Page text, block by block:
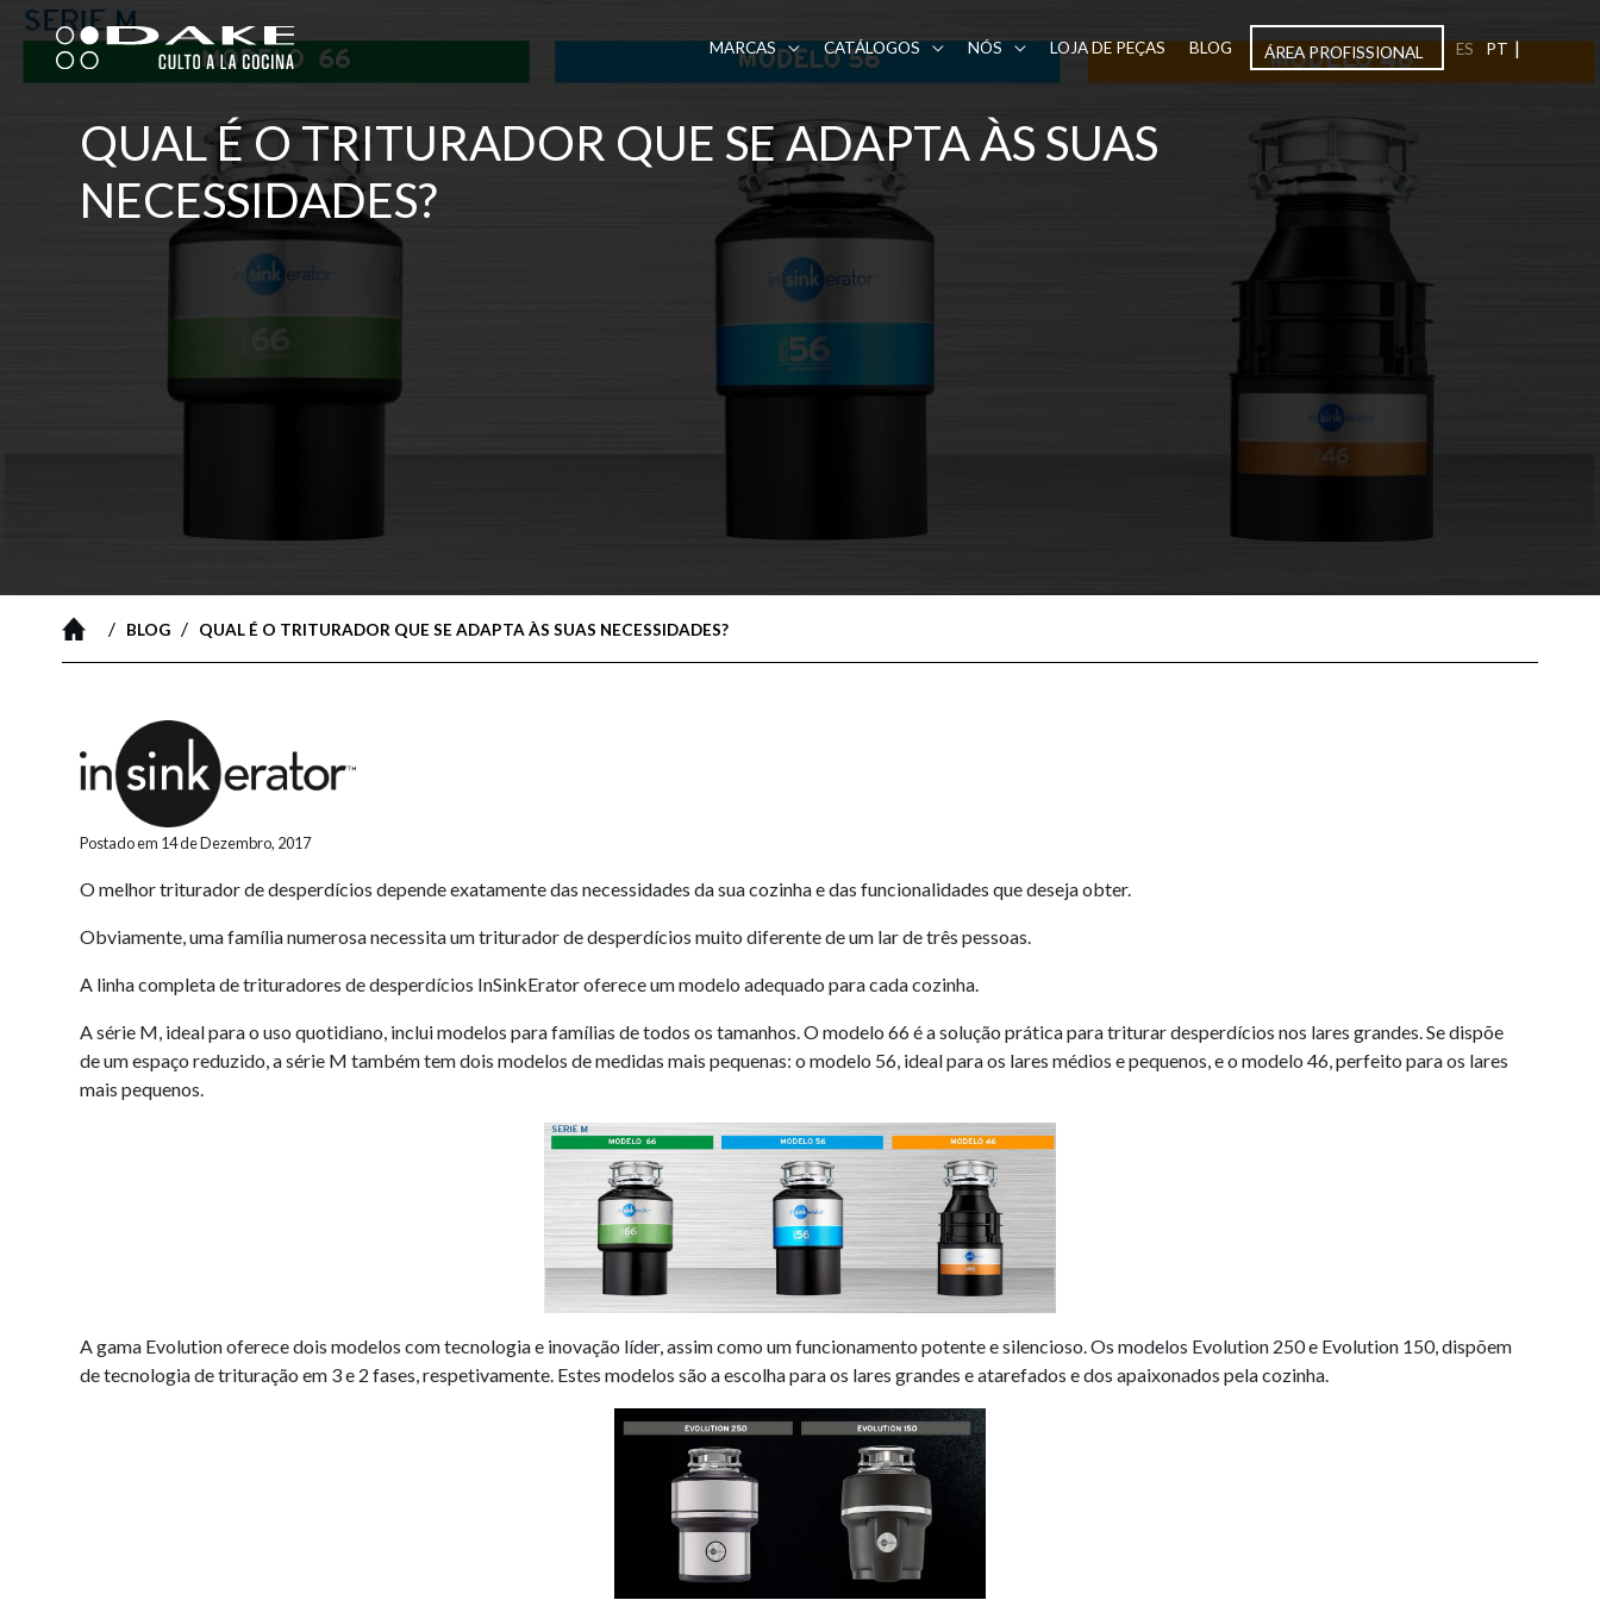
Skip
content
MARCAS CATÁLOGOS NÓS LOJA DE PEÇAS BLOG ÁREA PROFISSIONAL ES PT |
QUAL É O TRITURADOR QUE SE ADAPTA ÀS SUAS
NECESSIDADES?
/ BLOG / QUAL É O TRITURADOR QUE SE ADAPTA ÀS SUAS NECESSIDADES?
Postado em 14 de Dezembro, 2017
O melhor triturador de desperdícios depende exatamente das necessidades da sua cozinha e das funcionalidades que deseja obter.
Obviamente, uma família numerosa necessita um triturador de desperdícios muito diferente de um lar de três pessoas.
A linha completa de trituradores de desperdícios InSinkErator oferece um modelo adequado para cada cozinha.
A série M, ideal para o uso quotidiano, inclui modelos para famílias de todos os tamanhos. O modelo 66 é a solução prática para triturar desperdícios nos lares grandes. Se dispõe
de um espaço reduzido, a série M também tem dois modelos de medidas mais pequenas: o modelo 56, ideal para os lares médios e pequenos, e o modelo 46, perfeito para os lares
mais pequenos.
A gama Evolution oferece dois modelos com tecnologia e inovação líder, assim como um funcionamento potente e silencioso. Os modelos Evolution 250 e Evolution 150, dispõem
de tecnologia de trituração em 3 e 2 fases, respetivamente. Estes modelos são a escolha para os lares grandes e atarefados e dos apaixonados pela cozinha.